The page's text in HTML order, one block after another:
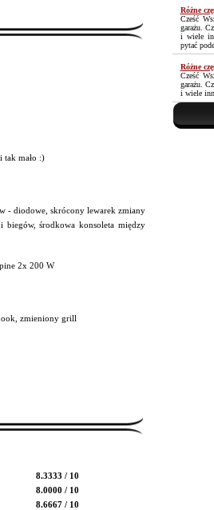
tak mało :)
- diodowe, skrócony lewarek zmiany
biegów, środkowa konsoleta między
2x 200 W
zmieniony grill
8.3333 / 10
8.0000 / 10
8.6667 / 10
Różne
Cześć
garażu.
i wiele
pytać
Różne
Cześć
garażu.
i wiele